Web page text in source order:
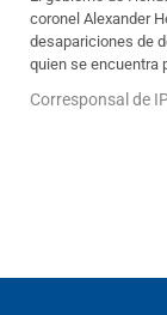
coronel Alexander
desapariciones de
quien se encuentra
Corresponsal de